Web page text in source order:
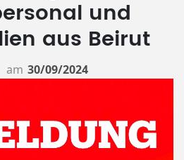
und
aus Beirut
am 30/09/2024